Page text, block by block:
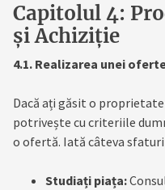
Capitolul 4:
și Achiziție
4.1. Realizarea unei
Dacă ați găsit o proprietate
potrivește cu criteriile
o ofertă. Iată câteva sfaturi
Studiați piața: